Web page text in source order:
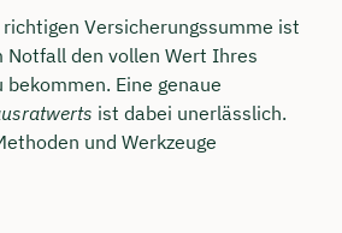
Versicherungssumme ist
Notfall den vollen Wert Ihres
Eine genaue
ist dabei unerlässlich.
und Werkzeuge